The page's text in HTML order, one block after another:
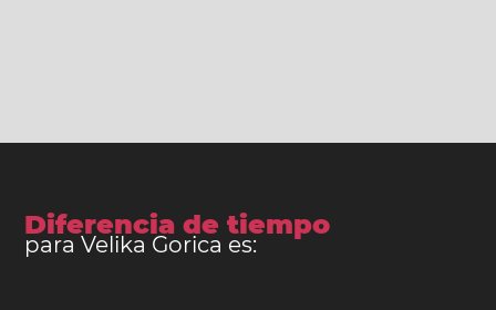
Diferencia de tiempo
para Velika Gorica es: